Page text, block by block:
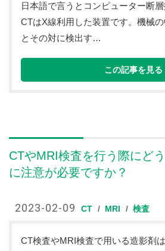
日本語で言うとコンピューター断層
CTはX線利用した装置です。機械
とその対に検出す…
この記事を見る
CTやMRI検査を行う際にど
に注意が必要ですか？
2023-02-09 CT MRI 検査
CT検査やMRI検査で用いる造影剤